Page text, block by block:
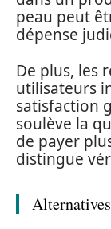
peau peut
dépense
De plus, les
utilisateurs
satisfaction
soulève la
de payer
distingue